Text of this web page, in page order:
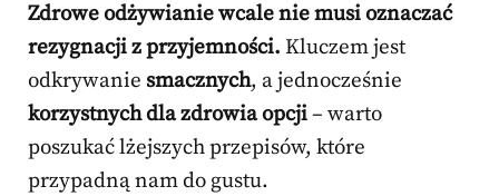
Zdrowe odżywianie wcale nie musi oznaczać
rezygnacji z przyjemności. Kluczem jest
odkrywanie smacznych, a jednocześnie
korzystnych dla zdrowia opcji– warto
poszukać lżejszych przepisów, które
przypadną nam do gustu.